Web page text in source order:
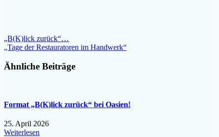
Beitragsnavigation
„B(K)lick zurück“…
„Tage der Restauratoren im Handwerk“
Ähnliche Beiträge
Format „B(K)lick zurück“ bei Oasien!
25. April 2026
Weiterlesen